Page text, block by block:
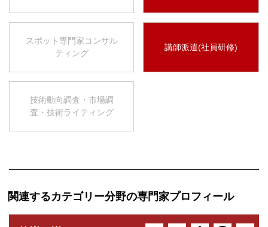
スポット専門家コンサル
ティング
講師派遣(社員研修)
技術動向調査・市場調
査・技術ライティング
関連するカテゴリー分野の専門家プロフィール